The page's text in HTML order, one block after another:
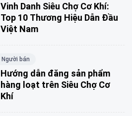
Vinh Danh Siêu Chợ Cơ Khí:
Top 10 Thương Hiệu Dẫn Đầu
Việt Nam
Người bán
Hướng dẫn đăng sản phẩm
hàng loạt trên Siêu Chợ Cơ
Khí